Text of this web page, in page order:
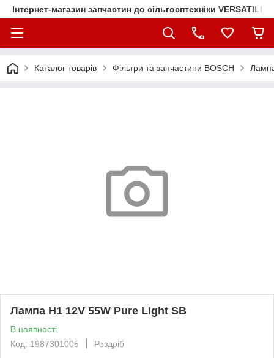
Інтернет-магазин запчастин до сільгосптехніки VERSATILE
Каталог товарів Фільтри та запчастини BOSCH
Лампа H1 12V 55W Pure Light SB
В наявності
Код: 1987301005
Роздріб